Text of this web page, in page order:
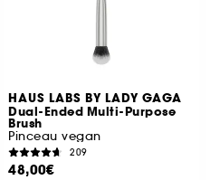
HAUS LABS BY LADY GAGA
Dual-Ended Multi-Purpose
Brush
Pinceau vegan
209
48,00€